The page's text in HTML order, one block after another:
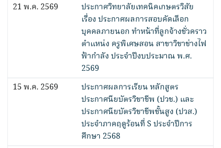
21 พ.ค. 2569
ประกาศวิทยาลัยเทคนิคเกษตรวิสัย
เรื่อง ประกาศผลการสอบคัดเลือก
บุคคลภายนอก ทำหน้าที่ลูกจ้างชั่วคราว
ตำแหน่ง ครูพิเศษสอน สาขาวิชาช่างไฟ
ฟ้ากำลัง ประจำปีงบประมาณ พ.ศ.
2569
15 พ.ค. 2569
ประกาศผลการเรียน หลักสูตร
ประกาศนียบัตรวิชาชีพ (ปวช.) และ
ประกาศนียบัตรวิชาชีพชั้นสูง (ปวส.)
ประจำภาคฤดูร้อนที่ S ประจำปีการ
ศึกษา 2568